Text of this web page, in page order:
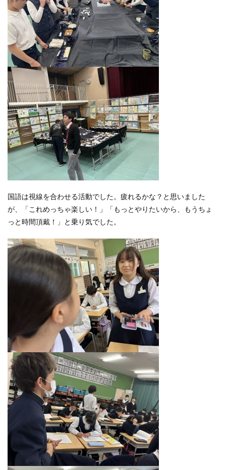
国語は視線を合わせる活動でした。疲れるかな？と思いました
が、「これめっちゃ楽しい！」「もっとやりたいから、もうちょ
っと時間頂戴！」と乗り気でした。